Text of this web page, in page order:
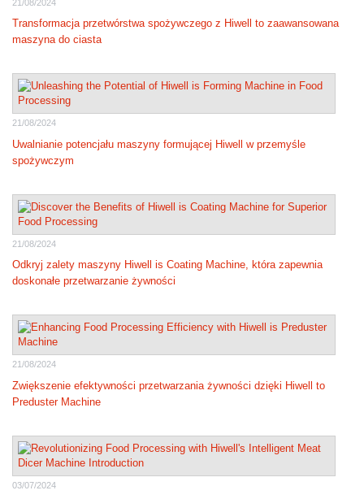
21/08/2024
Transformacja przetwórstwa spożywczego z Hiwell to zaawansowana
maszyna do ciasta
21/08/2024
Uwalnianie potencjału maszyny formującej Hiwell w przemyśle
spożywczym
21/08/2024
Odkryj zalety maszyny Hiwell is Coating Machine, która zapewnia
doskonałe przetwarzanie żywności
21/08/2024
Zwiększenie efektywności przetwarzania żywności dzięki Hiwell to
Preduster Machine
03/07/2024